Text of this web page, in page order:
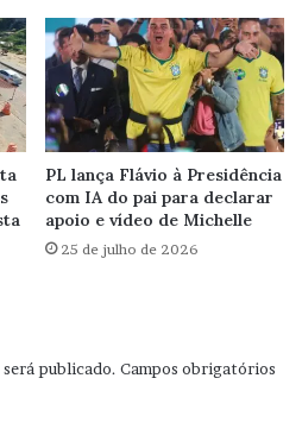
PL lança Flávio à Presidência
com IA do pai para declarar
apoio e vídeo de Michelle
25 de julho de 2026
será publicado. Campos obrigatórios